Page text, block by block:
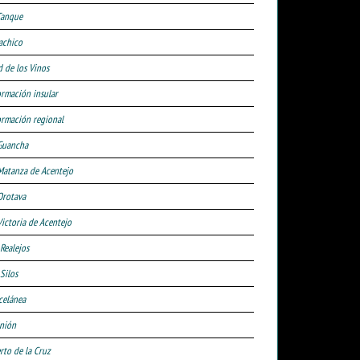
de los Vinos
insular
regional
de Acentejo
de Acentejo
de la Cruz